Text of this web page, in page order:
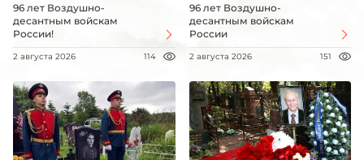
96 лет Воздушно-
десантным войскам
России!
2 августа 2026 114
96 лет Воздушно-
десантным войскам
России
2 августа 2026 151